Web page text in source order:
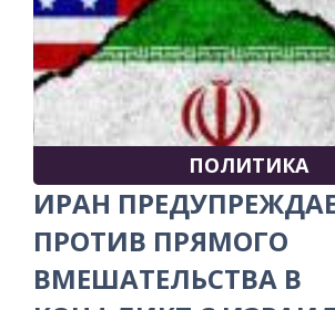
ПОЛИТИКА
ИРАН
ПРОТИВ ПРЯМОГО
ВМЕШАТЕЛЬСТВА В